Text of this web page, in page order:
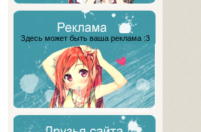
Здесь может быть ваша реклама :3